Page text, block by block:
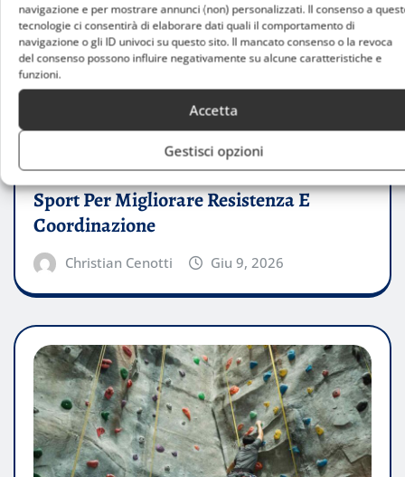
navigazione e per mostrare annunci (non) personalizzati. Il consenso a
tecnologie ci consentirà di elaborare dati quali il comportamento di
navigazione o gli ID univoci su questo sito. Il mancato consenso o la revoca
del consenso possono influire negativamente su alcune caratteristiche e
funzioni.
Accetta
Gestisci opzioni
CONSIGLI
Sport Per Migliorare Resistenza E
Coordinazione
Christian Cenotti Giu 9, 2026